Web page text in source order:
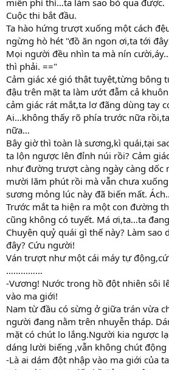
Cuộc thi bắt đầu.
Ta hào hứng trượt xuống một cách
ngừng hò hét "đồ ăn ngon ơi,ta tới
Mọi người đều nhìn ta mà nín
thì phải. =="
Cảm giác xé gió thật tuyệt,từng bông
đậu trên mặt ta làm ướt đẫm cả
cảm giác rát mắt,ta lơ đãng dùng tay
Ai…không thấy rõ phía trước nữa
nữa…
Bây giờ thì toàn là sương,kì quái,tại
ta lộn ngược lên đỉnh núi rồi? Cảm
như đường trượt càng ngày càng dốc
mười lăm phút rồi mà vẫn chưa
sương mỏng lúc này đã biến mất.
Trước mắt ta hiện ra một con đường
cũng không có tuyết. Má ơi,ta…ta
Chuyện quỷ quái gì thế này? Làm
đây? Cứu người!
Ván trượt như một cái máy tự
……………
-Vương! Nước trong hồ đột nhiên sôi
vào ma giới!
Nam từ đầu có sừng ở giữa trán vừa
người đang nằm trên nhuyễn tháp.
mặt có chút lo lắng.Người kia ngược
dáng lười biếng ,vẫn không chút động
-Là ai dám đột nhập vào ma giới của